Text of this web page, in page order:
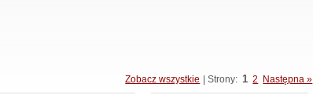
Zobacz wszystkie | Strony: 1 2 Następna »